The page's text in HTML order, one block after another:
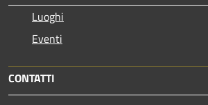
Luoghi
Eventi
CONTATTI